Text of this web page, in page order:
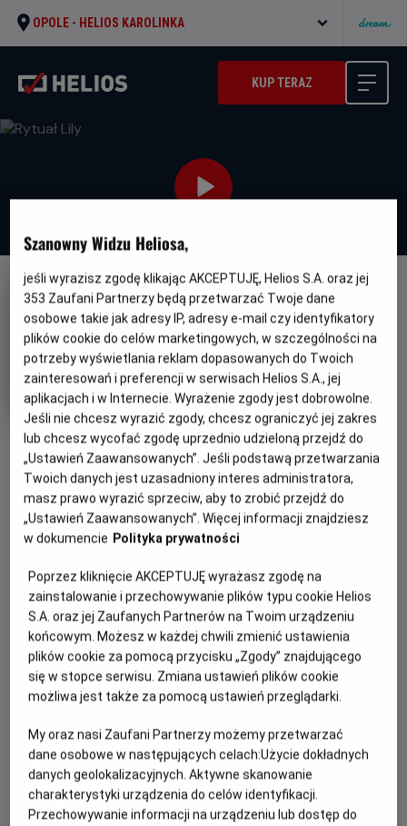
OPOLE - HELIOS KAROLINKA
KUP TERAZ
NAPISY
OBSERWUJ
Rytuał Lily
Oryginalny
tytuł
El ritual de Lily Gatunek
Horror
Minimalny
wiek
Od 15 lat
Czas
trwania
105 min
Kraj
rok
produkcji
Hiszpania
PREMIERA
26 czerwca 2026
Manu Herrera
OBSADA
Maggie García, Patricia Peñalver, Elena Gallardo, Eve Ryan,
Mike Fajardo
WIĘCEJ SZCZEGÓŁÓW
Cztery przyjaciółki udają się do odosobnionego domu
położonego głęboko w lesie, aby odprawić rytuał inicjacji
nowej czarownicy i dopełnić krąg czterech żywiołów. Lily,
blada i introwertyczna dwudziestolatka, która właśnie
dołączyła do grupy, została wybrana na reprezentantkę
cel rytuału jest zupełnie inny – Lily ma zostać złożona w
ofierze, a jej koleżanki pragną za jej pomocą przywołać
uśpionego demona.
Szanowny Widzu Heliosa,
jeśli wyrazisz zgodę klikając AKCEPTUJĘ, Helios S.A. oraz jej
353 Zaufani Partnerzy będą przetwarzać Twoje dane
osobowe takie jak adresy IP, adresy e-mail czy identyfikatory
plików cookie do celów marketingowych, w szczególności na
potrzeby wyświetlania reklam dopasowanych do Twoich
zainteresowań i preferencji w serwisach Helios S.A., jej
aplikacjach i w Internecie. Wyrażenie zgody jest dobrowolne.
Jeśli nie chcesz wyrazić zgody, chcesz ograniczyć jej zakres
lub chcesz wycofać zgodę uprzednio udzieloną przejdź do
„Ustawień Zaawansowanych”. Jeśli podstawą przetwarzania
Twoich danych jest uzasadniony interes administratora,
masz prawo wyrazić sprzeciw, aby to zrobić przejdź do
„Ustawień Zaawansowanych”. Więcej informacji znajdziesz
w dokumencie Polityka prywatności
Poprzez kliknięcie AKCEPTUJĘ wyrażasz zgodę na
zainstalowanie i przechowywanie plików typu cookie Helios
S.A. oraz jej Zaufanych Partnerów na Twoim urządzeniu
końcowym. Możesz w każdej chwili zmienić ustawienia
plików cookie za pomocą przycisku „Zgody” znajdującego
się w stopce serwisu. Zmiana ustawień plików cookie
możliwa jest także za pomocą ustawień przeglądarki.
My oraz nasi Zaufani Partnerzy możemy przetwarzać
dane osobowe w następujących celach:Użycie dokładnych
danych geolokalizacyjnych. Aktywne skanowanie
charakterystyki urządzenia do celów identyfikacji.
Przechowywanie informacji na urządzeniu lub dostęp do